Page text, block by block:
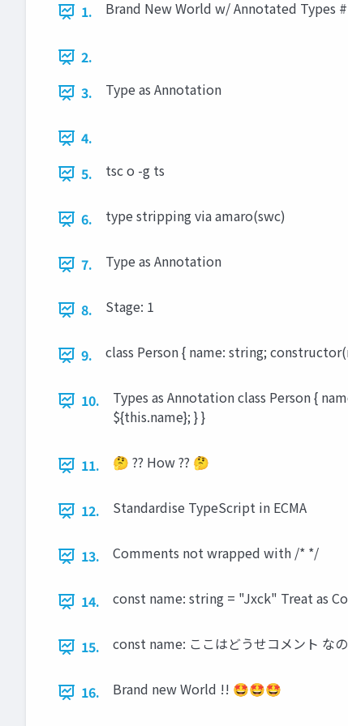
1. Brand New World w/ Annotated Types
2.
3.
Type as Annotation
4.
5.
tsc o -g ts
6. type stripping via amaro(swc)
7. Type as Annotation
8. Stage: 1
9. class Person { name: string;
10.
Types as Annotation class Person {
${this.name}; } }
11. 🤔 ?? How ?? 🤔
12. Standardise TypeScript in ECMA
13. Comments not wrapped with /* */
14. const name: string = "Jxck" Treat as
15. const name: ここはどうせコメント な
16. Brand new World !! 🤩🤩🤩